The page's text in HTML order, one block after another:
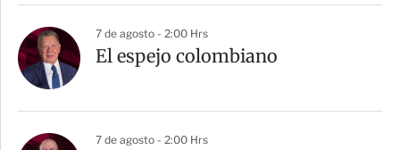
7 de agosto - 2:00 Hrs
El espejo colombiano
7 de agosto - 2:00 Hrs